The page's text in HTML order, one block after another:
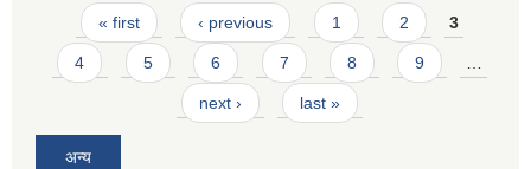
Pages
« first ‹ previous 1 2 3
4 5 6 7 8 9
next › last »
अन्य